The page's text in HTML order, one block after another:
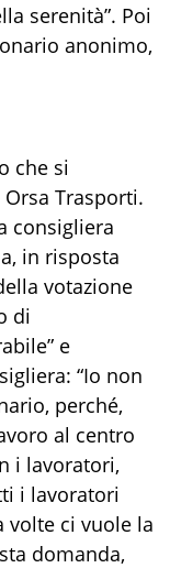
serenità”. Poi
anonimo,
che si
Orsa Trasporti.
consigliera
in risposta
votazione
di
e
“Io non
perché,
al centro
i lavoratori,
i lavoratori
volte ci vuole la
domanda,